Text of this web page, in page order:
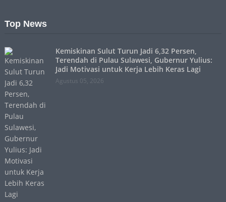
Top News
Kemiskinan Sulut Turun Jadi 6,32 Persen,
Terendah di Pulau Sulawesi, Gubernur Yulius:
Jadi Motivasi untuk Kerja Lebih Keras Lagi
Agustus 05, 2026